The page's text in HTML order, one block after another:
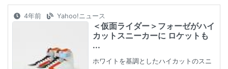
4年前 Yahoo!ニュース
＜仮面ライダー＞フォーゼがハイ
カットスニーカーに ロケットも
...
ホワイトを基調としたハイカットのスニ